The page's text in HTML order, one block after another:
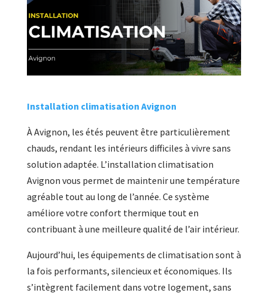
Installation climatisation Avignon
À Avignon, les étés peuvent être particulièrement
chauds, rendant les intérieurs difficiles à vivre sans
solution adaptée. L’installation climatisation
Avignon vous permet de maintenir une température
agréable tout au long de l’année. Ce système
améliore votre confort thermique tout en
contribuant à une meilleure qualité de l’air intérieur.
Aujourd’hui, les équipements de climatisation sont à
la fois performants, silencieux et économiques. Ils
s’intègrent facilement dans votre logement, sans